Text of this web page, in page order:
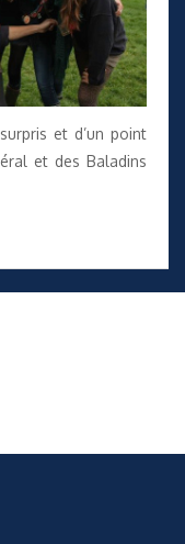
et d’un point
et des Baladins